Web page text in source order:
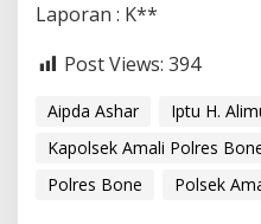
i
k
Laporan : K**
Post Views: 394
Aipda Ashar
Iptu H.
Kapolsek Amali Polres
Polres Bone
Polsek